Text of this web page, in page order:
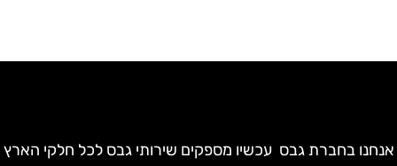
בחברת גבס עכשיו מספקים שירותי גבס לכל חלקי הארץ